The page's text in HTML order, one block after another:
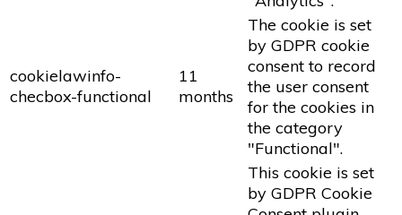
cookielawinfo-
checbox-functional
11
months
The cookie is set
by GDPR cookie
consent to record
the user consent
for the cookies in
the category
"Functional".
This cookie is set
by GDPR Cookie